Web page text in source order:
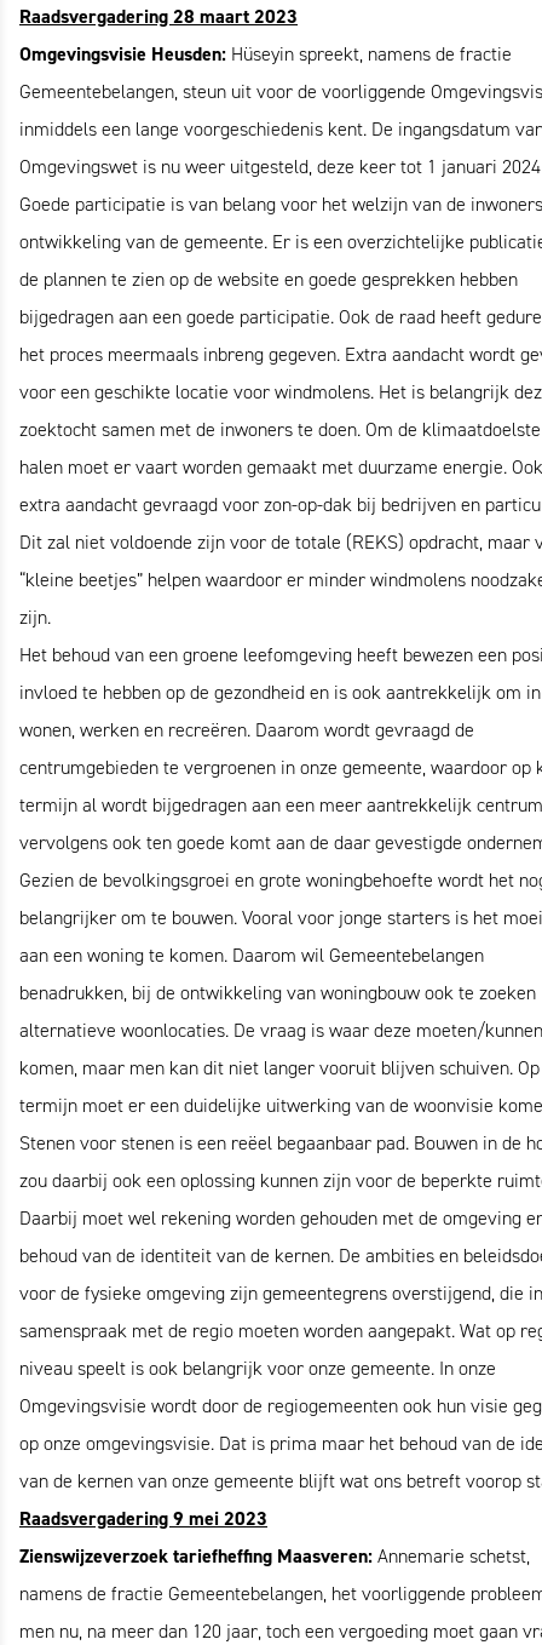
Raadsvergadering 28 maart 2023
Omgevingsvisie Heusden: Hüseyin spreekt, namens de fractie
Gemeentebelangen, steun uit voor de voorliggende
inmiddels een lange voorgeschiedenis kent. De ingangsdatum
Omgevingswet is nu weer uitgesteld, deze keer tot 1 januari
Goede participatie is van belang voor het welzijn van de
ontwikkeling van de gemeente. Er is een overzichtelijke
de plannen te zien op de website en goede gesprekken hebben
bijgedragen aan een goede participatie. Ook de raad heeft
het proces meermaals inbreng gegeven. Extra aandacht wordt
voor een geschikte locatie voor windmolens. Het is belangrijk
zoektocht samen met de inwoners te doen. Om de
halen moet er vaart worden gemaakt met duurzame energie.
extra aandacht gevraagd voor zon-op-dak bij bedrijven en
Dit zal niet voldoende zijn voor de totale (REKS) opdracht, maar
“kleine beetjes” helpen waardoor er minder windmolens
zijn.
Het behoud van een groene leefomgeving heeft bewezen een
invloed te hebben op de gezondheid en is ook aantrekkelijk om
wonen, werken en recreëren. Daarom wordt gevraagd de
centrumgebieden te vergroenen in onze gemeente, waardoor op
termijn al wordt bijgedragen aan een meer aantrekkelijk
vervolgens ook ten goede komt aan de daar gevestigde
Gezien de bevolkingsgroei en grote woningbehoefte wordt het
belangrijker om te bouwen. Vooral voor jonge starters is het
aan een woning te komen. Daarom wil Gemeentebelangen
benadrukken, bij de ontwikkeling van woningbouw ook te zoeken
alternatieve woonlocaties. De vraag is waar deze moeten/kunnen
komen, maar men kan dit niet langer vooruit blijven schuiven.
termijn moet er een duidelijke uitwerking van de woonvisie
Stenen voor stenen is een reëel begaanbaar pad. Bouwen in de
zou daarbij ook een oplossing kunnen zijn voor de beperkte
Daarbij moet wel rekening worden gehouden met de omgeving
behoud van de identiteit van de kernen. De ambities en
voor de fysieke omgeving zijn gemeentegrens overstijgend, die in
samenspraak met de regio moeten worden aangepakt. Wat op
niveau speelt is ook belangrijk voor onze gemeente. In onze
Omgevingsvisie wordt door de regiogemeenten ook hun visie
op onze omgevingsvisie. Dat is prima maar het behoud van de
van de kernen van onze gemeente blijft wat ons betreft voorop
Raadsvergadering 9 mei 2023
Zienswijzeverzoek tariefheffing Maasveren: Annemarie schetst,
namens de fractie Gemeentebelangen, het voorliggende
men nu, na meer dan 120 jaar, toch een vergoeding moet gaan